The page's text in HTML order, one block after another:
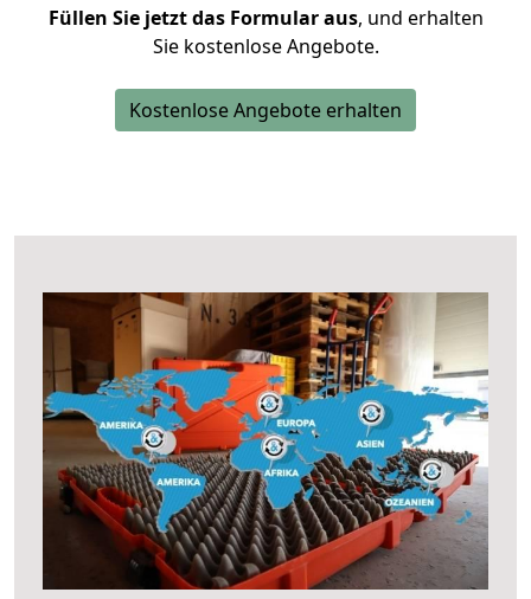
Füllen Sie jetzt das Formular aus, und erhalten
Sie kostenlose Angebote.
Kostenlose Angebote erhalten